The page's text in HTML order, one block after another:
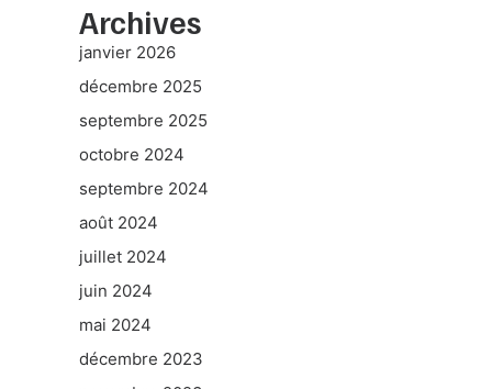
Archives
janvier 2026
décembre 2025
septembre 2025
octobre 2024
septembre 2024
août 2024
juillet 2024
juin 2024
mai 2024
décembre 2023